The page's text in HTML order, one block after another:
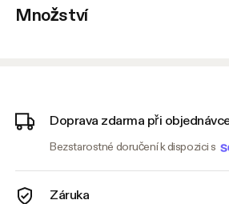
Množství
Doprava zdarma při
Bezstarostné doručení k dispozici s
Záruka